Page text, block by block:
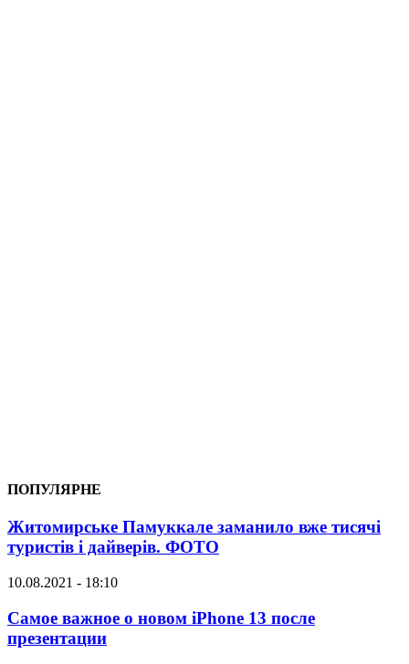
ПОПУЛЯРНЕ
Житомирське Памуккале заманило вже тисячі
туристів і дайверів. ФОТО
10.08.2021 - 18:10
Самое важное о новом iPhone 13 после
презентации